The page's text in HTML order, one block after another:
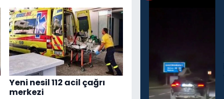
Yeni nesil 112 acil çağrı
merkezi